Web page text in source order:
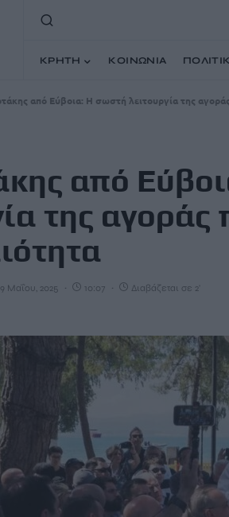
ΚΡΗΤΗ ΚΟΙΝΩΝΙΑ
από Εύβοια: Η σωστή λειτουργία της
από
της
Μαΐου, 2025 10:07 Διαβάζεται σε 2'